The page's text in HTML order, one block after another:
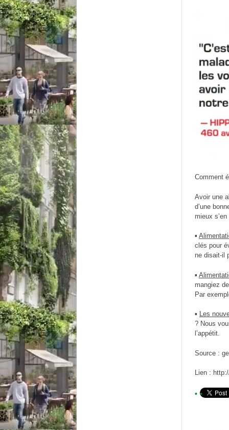
Comment
Avoir une
d’une
mieux
▪
clés pour
ne disait-il
▪
mangiez
Par
▪ Les
? Nous
l’appétit.
Source :
Lien :